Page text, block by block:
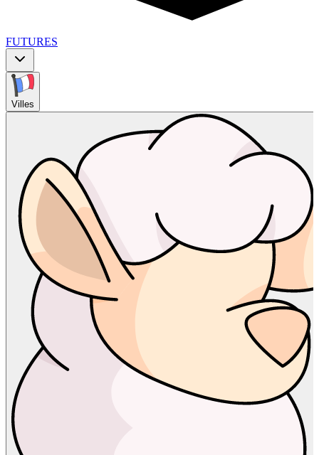
FUTURES
Villes